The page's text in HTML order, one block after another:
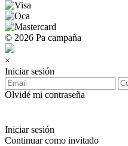
© 2026 Pa campaña
×
Iniciar sesión
Olvidé mi contraseña
Iniciar sesión
Continuar como invitado